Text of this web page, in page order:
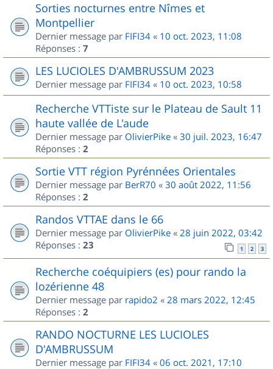
Sorties nocturnes entre Nîmes et
Montpellier
Dernier message par FIFI34 « 10 oct. 2023, 11:08
Réponses : 7
LES LUCIOLES D'AMBRUSSUM 2023
Dernier message par FIFI34 « 10 oct. 2023, 10:58
Recherche VTTiste sur le Plateau de Sault 11
haute vallée de L'aude
Dernier message par OlivierPike « 30 juil. 2023, 16:47
Réponses : 2
Sortie VTT région Pyrénnées Orientales
Dernier message par BerR70 « 30 août 2022, 11:56
Réponses : 2
Randos VTTAE dans le 66
Dernier message par OlivierPike « 28 juin 2022, 03:42
Réponses : 23 1 2 3
Recherche coéquipiers (es) pour rando la
lozérienne 48
Dernier message par rapido2 « 28 mars 2022, 12:45
Réponses : 2
RANDO NOCTURNE LES LUCIOLES
D'AMBRUSSUM
Dernier message par FIFI34 « 06 oct. 2021, 17:10